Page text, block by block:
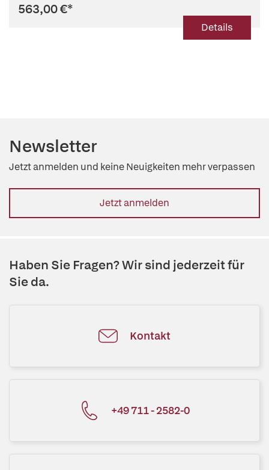
563,00 €*
Details
Newsletter
Jetzt anmelden und keine Neuigkeiten mehr verpassen
Jetzt anmelden
Haben Sie Fragen? Wir sind jederzeit für
Sie da.
Kontakt
+49 711 - 2582-0